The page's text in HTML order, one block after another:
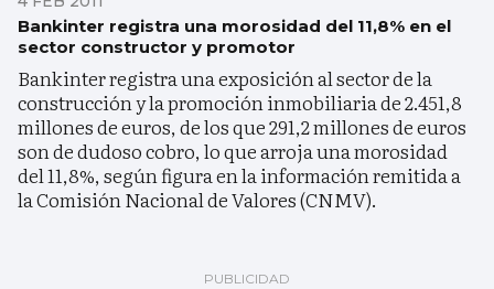
Bankinter registra una morosidad del 11,8% en el
sector constructor y promotor
Bankinter registra una exposición al sector de la
construcción y la promoción inmobiliaria de 2.451,8
millones de euros, de los que 291,2 millones de euros
son de dudoso cobro, lo que arroja una morosidad
del 11,8%, según figura en la información remitida a
la Comisión Nacional de Valores (CNMV).